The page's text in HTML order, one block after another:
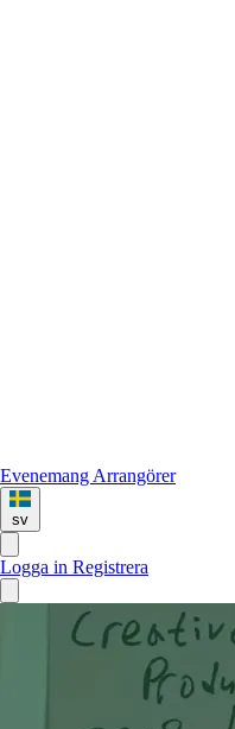
Evenemang Arrangörer
sv
Logga in Registrera